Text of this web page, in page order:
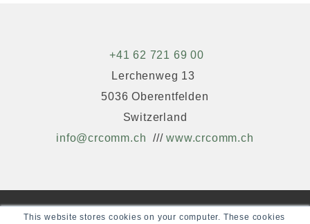
This website stores cookies on your computer. These cookies
+41 62 721 69 00
Lerchenweg 13
5036 Oberentfelden
Switzerland
info@crcomm.ch ///www.crcomm.ch